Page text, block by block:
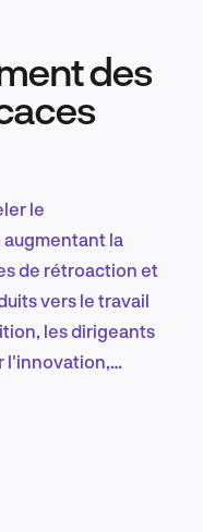
produit
des
le
la
de rétroaction et
vers le travail
les dirigeants
l'innovation,
la manière dont